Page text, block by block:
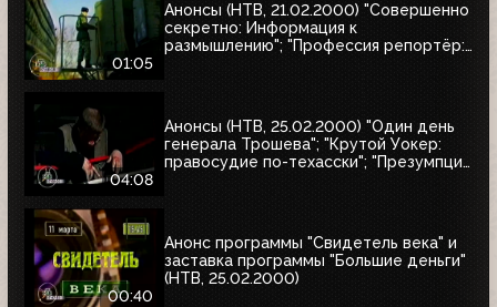
01:05
Анонсы (НТВ, 21.02.2000) "Совершенно
секретно: Информация к
размышлению"; "Профессия репортёр:
04:08
Анонсы (НТВ, 25.02.2000) "Один день
генерала Трошева"; "Крутой Уокер:
правосудие по-техасски"; "Презумпция
00:40
Анонс программы "Свидетель века" и
заставка программы "Большие деньги"
(НТВ, 25.02.2000)